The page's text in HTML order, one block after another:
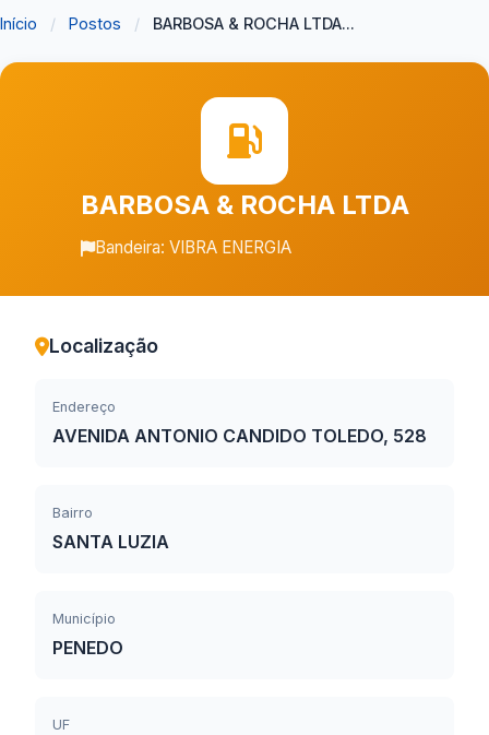
Início / Postos / BARBOSA & ROCHA LTDA...
BARBOSA & ROCHA LTDA
Bandeira: VIBRA ENERGIA
Localização
Endereço
AVENIDA ANTONIO CANDIDO TOLEDO, 528
Bairro
SANTA LUZIA
Município
PENEDO
UF